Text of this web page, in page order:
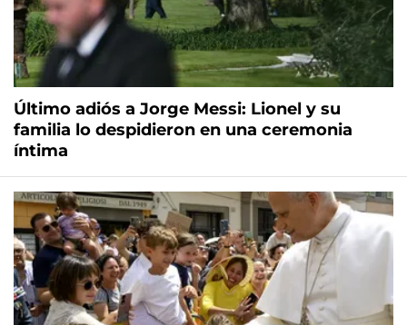
Último adiós a Jorge Messi: Lionel y su
familia lo despidieron en una ceremonia
íntima